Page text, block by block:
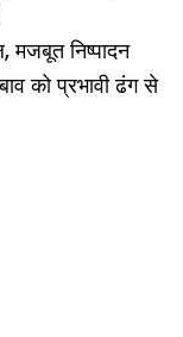
निष्पादन
को प्रभावी ढंग से